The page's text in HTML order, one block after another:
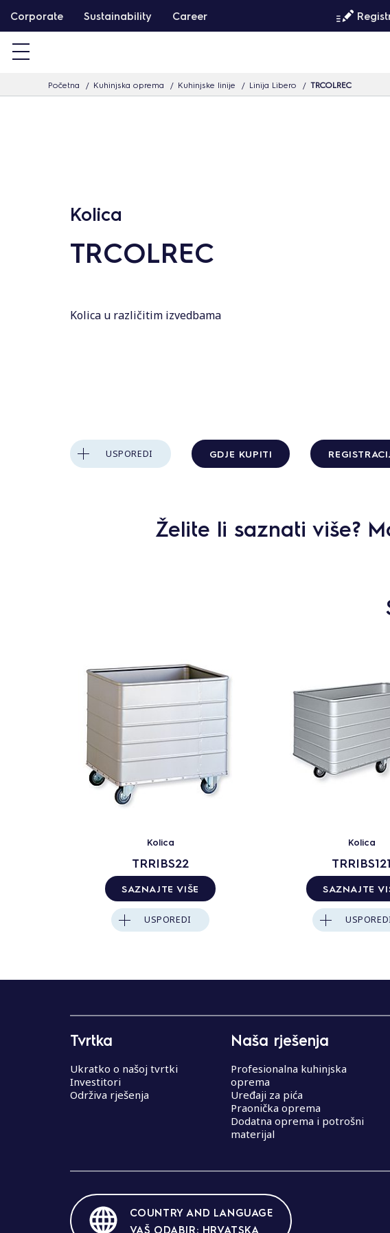
a
Corporate Sustainability Career
Početna Kuhinjska oprema Kuhinjske linije Linija Libero TRCOLREC
Kolica
TRCOLREC
Kolica u različitim izvedbama
USPOREDI GDJE KUPITI
Želite li saznati više?
Kolica
TRRIBS22
SAZNAJTE VIŠE
USPOREDI
Kolica
TRRIBS121
SAZNAJTE
Tvrtka
Ukratko o našoj tvrtki
Investitori
Održiva rješenja
Naša rješenja
Profesionalna kuhinjska
oprema
Uređaji za pića
Praonička oprema
Dodatna oprema i potrošni
materijal
COUNTRY AND LANGUAGE
VAŠ ODABIR: HRVATSKA